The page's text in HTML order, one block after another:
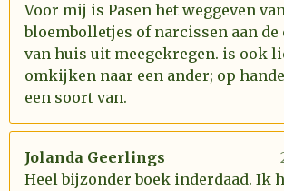
Voor mij is Pasen het weggeven
bloembolletjes of narcissen aan de
van huis uit meegekregen. is ook
omkijken naar een ander; op
een soort van.
Jolanda Geerlings
Heel bijzonder boek inderdaad. Ik